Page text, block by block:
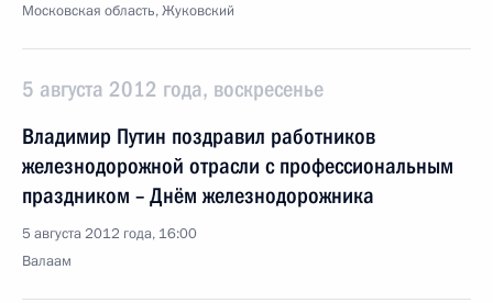
Московская область, Жуковский
5 августа 2012 года, воскресенье
Владимир Путин поздравил работников
железнодорожной отрасли с профессиональным
праздником – Днём железнодорожника
5 августа 2012 года, 16:00
Валаам